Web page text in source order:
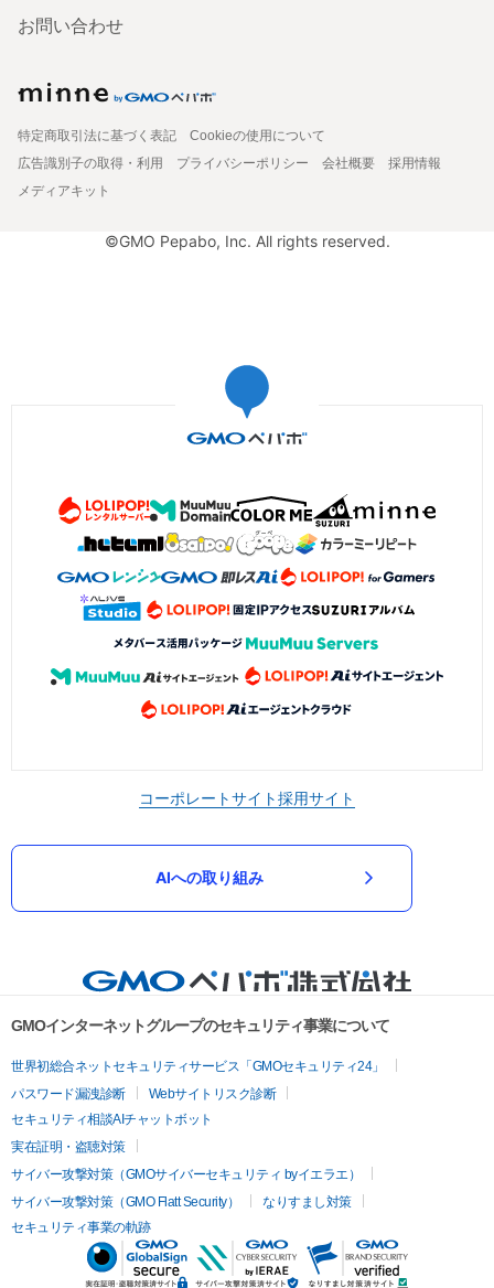
お問い合わせ
特定商取引法に基づく表記
Cookieの使用について
広告識別子の取得・利用
プライバシーポリシー 会社概要
採用情報
メディアキット
©GMO Pepabo, Inc. All rights reserved.
コーポレートサイト採用サイト
AIへの取り組み
GMOインターネットグループのセキュリティ事業について
世界初総合ネットセキュリティサービス「GMOセキュリティ24」
パスワード漏洩診断
Webサイトリスク診断
セキュリティ相談AIチャットボット
実在証明・盗聴対策
サイバー攻撃対策（GMOサイバーセキュリティ byイエラエ）
サイバー攻撃対策（GMO Flatt Security）
なりすまし対策
セキュリティ事業の軌跡